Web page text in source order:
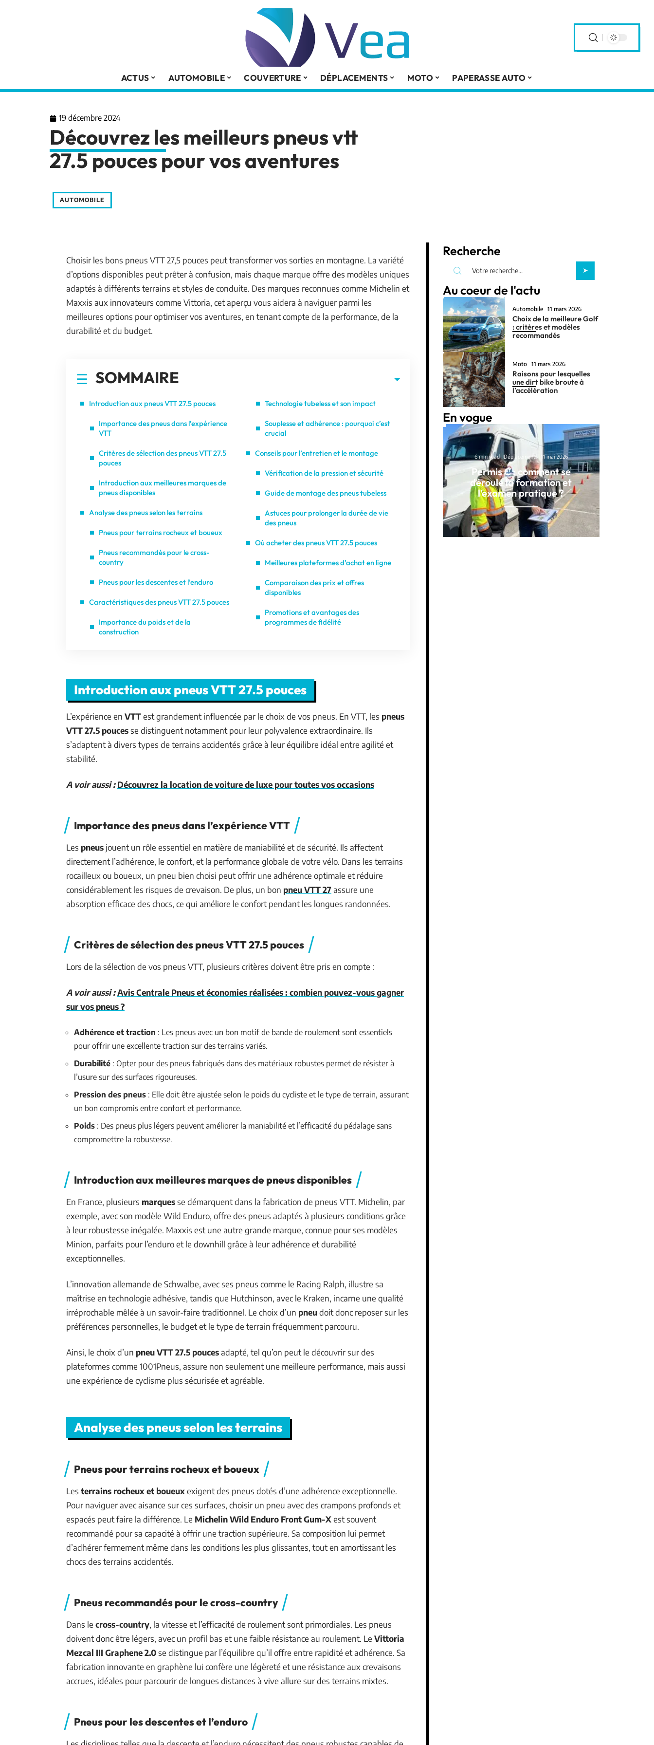
ACTUS AUTOMOBILE COUVERTURE DÉPLACEMENTS MOTO PAPERASSE AUTO
19 décembre 2024
Découvrez les meilleurs pneus vtt
27.5 pouces pour vos aventures
AUTOMOBILE
Choisir les bons pneus VTT 27,5 pouces peut transformer vos sorties en montagne. La variété
d’options disponibles peut prêter à confusion, mais chaque marque offre des modèles uniques
adaptés à différents terrains et styles de conduite. Des marques reconnues comme Michelin et
Maxxis aux innovateurs comme Vittoria, cet aperçu vous aidera à naviguer parmi les
meilleures options pour optimiser vos aventures, en tenant compte de la performance, de la
durabilité et du budget.
SOMMAIRE
Introduction aux pneus VTT 27.5 pouces
Importance des pneus dans l’expérience
VTT
Critères de sélection des pneus VTT 27.5
pouces
Introduction aux meilleures marques de
pneus disponibles
Analyse des pneus selon les terrains
Pneus pour terrains rocheux et boueux
Pneus recommandés pour le cross-
country
Pneus pour les descentes et l’enduro
Caractéristiques des pneus VTT 27.5 pouces
Importance du poids et de la
construction
Technologie tubeless et son impact
Souplesse et adhérence : pourquoi c’est
crucial
Conseils pour l’entretien et le montage
Vérification de la pression et sécurité
Guide de montage des pneus tubeless
Astuces pour prolonger la durée de vie
des pneus
Où acheter des pneus VTT 27.5 pouces
Meilleures plateformes d’achat en ligne
Comparaison des prix et offres
disponibles
Promotions et avantages des
programmes de fidélité
Introduction aux pneus VTT 27.5 pouces
L’expérience en VTTest grandement influencée par le choix de vos pneus. En VTT, les pneus
VTT 27.5 poucesse distinguent notamment pour leur polyvalence extraordinaire. Ils
s’adaptent à divers types de terrains accidentés grâce à leur équilibre idéal entre agilité et
stabilité.
A voir aussi : Découvrez la location de voiture de luxe pour toutes vos occasions
Importance des pneus dans l’expérience VTT
Les pneus jouent un rôle essentiel en matière de maniabilité et de sécurité. Ils affectent
directement l’adhérence, le confort, et la performance globale de votre vélo. Dans les terrains
rocailleux ou boueux, un pneu bien choisi peut offrir une adhérence optimale et réduire
considérablement les risques de crevaison. De plus, un bon pneu VTT 27assure une
absorption efficace des chocs, ce qui améliore le confort pendant les longues randonnées.
Critères de sélection des pneus VTT 27.5 pouces
Lors de la sélection de vos pneus VTT, plusieurs critères doivent être pris en compte :
A voir aussi :Avis Centrale Pneus et économies réalisées : combien pouvez-vous gagner
sur vos pneus ?
Adhérence et traction : Les pneus avec un bon motif de bande de roulement sont essentiels
pour offrir une excellente traction sur des terrains variés.
Durabilité : Opter pour des pneus fabriqués dans des matériaux robustes permet de résister à
l’usure sur des surfaces rigoureuses.
Pression des pneus : Elle doit être ajustée selon le poids du cycliste et le type de terrain, assurant
un bon compromis entre confort et performance.
Poids : Des pneus plus légers peuvent améliorer la maniabilité et l’efficacité du pédalage sans
compromettre la robustesse.
Introduction aux meilleures marques de pneus disponibles
En France, plusieurs marquesse démarquent dans la fabrication de pneus VTT. Michelin, par
exemple, avec son modèle Wild Enduro, offre des pneus adaptés à plusieurs conditions grâce
à leur robustesse inégalée. Maxxis est une autre grande marque, connue pour ses modèles
Minion, parfaits pour l’enduro et le downhill grâce à leur adhérence et durabilité
exceptionnelles.
L’innovation allemande de Schwalbe, avec ses pneus comme le Racing Ralph, illustre sa
maîtrise en technologie adhésive, tandis que Hutchinson, avec le Kraken, incarne une qualité
irréprochable mêlée à un savoir-faire traditionnel. Le choix d’un pneudoit donc reposer sur les
préférences personnelles, le budget et le type de terrain fréquemment parcouru.
Ainsi, le choix d’un pneu VTT 27.5 poucesadapté, tel qu’on peut le découvrir sur des
plateformes comme 1001Pneus, assure non seulement une meilleure performance, mais aussi
une expérience de cyclisme plus sécurisée et agréable.
Analyse des pneus selon les terrains
Pneus pour terrains rocheux et boueux
Les terrains rocheux et boueuxexigent des pneus dotés d’une adhérence exceptionnelle.
Pour naviguer avec aisance sur ces surfaces, choisir un pneu avec des crampons profonds et
espacés peut faire la différence. Le Michelin Wild Enduro Front Gum-Xest souvent
recommandé pour sa capacité à offrir une traction supérieure. Sa composition lui permet
d’adhérer fermement même dans les conditions les plus glissantes, tout en amortissant les
chocs des terrains accidentés.
Pneus recommandés pour le cross-country
Dans le cross-country, la vitesse et l’efficacité de roulement sont primordiales. Les pneus
doivent donc être légers, avec un profil bas et une faible résistance au roulement. Le Vittoria
Mezcal III Graphene 2.0se distingue par l’équilibre qu’il offre entre rapidité et adhérence. Sa
fabrication innovante en graphène lui confère une légèreté et une résistance aux crevaisons
accrues, idéales pour parcourir de longues distances à vive allure sur des terrains mixtes.
Pneus pour les descentes et l’enduro
Recherche
Au coeur de l'actu
Automobile 11 mars 2026
Choix de la meilleure Golf
: critères et modèles
recommandés
Moto 11 mars 2026
Raisons pour lesquelles
une dirt bike broute à
l’accélération
En vogue
6 min read Déplacements 11 mai 2026
Permis C : comment se
déroule la formation et
l’examen pratique ?